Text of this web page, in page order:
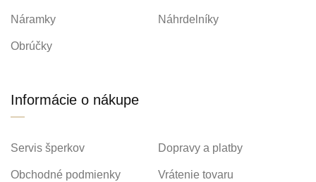
Náramky Náhrdelníky
Obrúčky
Informácie o nákupe
Servis šperkov Dopravy a platby
Obchodné podmienky Vrátenie tovaru